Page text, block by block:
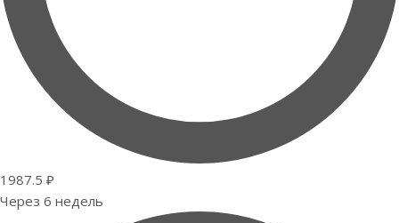
1987.5 ₽
Через 6 недель